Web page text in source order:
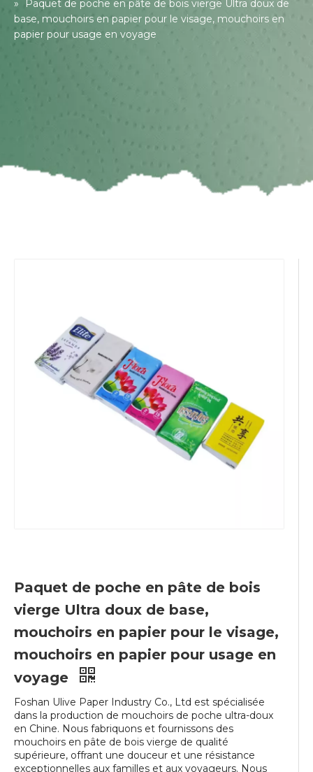
»
Paquet de poche en pâte de bois vierge Ultra doux de
base, mouchoirs en papier pour le visage, mouchoirs en
papier pour usage en voyage
Paquet de poche en pâte de bois
vierge Ultra doux de base,
mouchoirs en papier pour le visage,
mouchoirs en papier pour usage en
voyage
Foshan Ulive Paper Industry Co., Ltd est spécialisée
dans la production de mouchoirs de poche ultra-doux
en Chine. Nous fabriquons et fournissons des
mouchoirs en pâte de bois vierge de qualité
supérieure, offrant une douceur et une résistance
exceptionnelles aux familles et aux voyageurs. Nous